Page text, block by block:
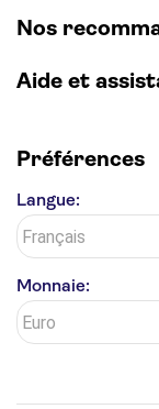
Nos
Aide et
Préférences
Langue:
Monnaie: